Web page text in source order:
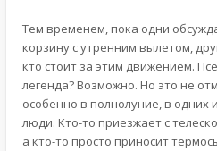
Тем временем, пока одни
корзину с утренним вылетом,
кто стоит за этим движением.
легенда? Возможно. Но это не
особенно в полнолуние, в одних
люди. Кто-то приезжает с
а кто-то просто приносит